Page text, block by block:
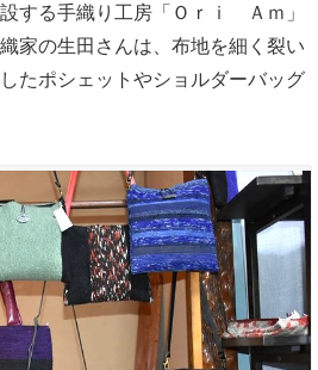
する手織り工房「Ｏｒｉ Ａｍ」
家の生田さんは、布地を細く裂い
たポシェットやショルダーバッグ